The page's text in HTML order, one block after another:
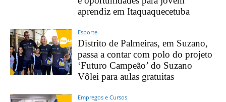
aprendiz em Itaquaquecetuba
Esporte
Distrito de Palmeiras, em Suzano,
passa a contar com polo do projeto
‘Futuro Campeão’ do Suzano
Vôlei para aulas gratuitas
Empregos e Cursos